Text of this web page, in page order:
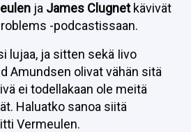
ja James Clugnetkävivät
-podcastissaan.
lujaa, ja sitten sekä Iivo
Amundsen olivat vähän sitä
ei todellakaan ole meitä
Haluatko sanoa siitä
Vermeulen.